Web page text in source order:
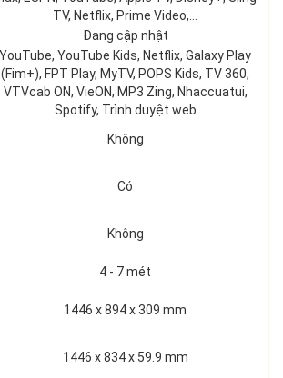
TV, Netflix, Prime Video,…
Đang cập nhật
YouTube, YouTube Kids, Netflix, Galaxy Play
(Fim+), FPT Play, MyTV, POPS Kids, TV 360,
VTVcab ON, VieON, MP3 Zing, Nhaccuatui,
Spotify, Trình duyệt web
Không
Có
Không
4 - 7 mét
1446 x 894 x 309 mm
1446 x 834 x 59.9 mm